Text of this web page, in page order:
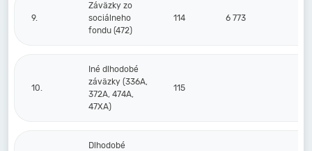
9.
Záväzky zo
sociálneho
fondu (472)
114 6 773
10.
Iné dlhodobé
záväzky (336A,
372A, 474A,
47XA)
115
Dlhodobé